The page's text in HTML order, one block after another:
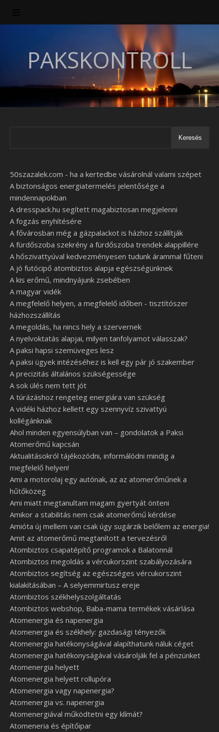
PAKSKONTROLL
Keresés
50szazalek.com - ha a kertedbe vásárolnál valami szépet
A biztonságos energiatermelés jelentősége a
mindennapokban
A dresspack.hu segített magabiztosan megjelenni
A fogzás enyhítésére
A fővárosban még a gázpalackot is házhoz szállítják
A fürdőszoba szekrény a fürdőszoba trendek alappillére
A hőszivattyúval kedvezményesen tudunk árammal fűteni
A jó futócipő atombiztos alapja egészségünknek
A kis erőmű, mindnyájunk zsebében
A magyar vidék
A megfelelő helyen, a megfelelő időben - tisztítószer
házhozszállítás
A megoldás, ha nincs hely a szervernek
A nyelvoktatás alapjai, milyen tanfolyamot válasszak?
A paksi hapsi szemüveges lesz
A paksi ügyek intézéséhez is kell egy pár jó szakember
A precizitás általános szükségessége
A sok ülés nem tett jót
A túrázáshoz rengeteg energiára van szükség
A vidéki házhoz kellett egy szennyvíz szivattyú
kollégánknak
Ahol minden egyensúlyban van – gondolatok a Paksi
Atomerőmű kapcsán
Aktualitásokról tájékozódni, informálódni mindig a
megfelelő helyen!
Ami a motorolaj egy autónak, az az atomerőműnek a
hűtőközeg
Ami miatt megtanultam magam gyertyát önteni
Amikor a stabilitás nem csak atomerőmű kérdése
Amióta új mellem van csak úgy sugárzik belőlem az energia!
Amit az atomerőmű megtanított a tervezésről
Atombiztos csapatépítő programok a Balatonnál
Atombiztos megoldás a vércukorszint szabályozására
Atombiztos segítség az egészséges vércukorszint
kialakításában – A selyemmirtusz ereje
Atombiztos székhelyszolgáltatás
Atombiztos webshop, Baba-mama termékek vásárlása
Atomenergia és napenergia
Atomenergia és székhely: gazdasági tényezők
Atomenergia hatékonyságával alapíthatunk náluk céget
Atomenergia hatékonyságával vásárolják fel a pénzünket
Atomenergia helyett
Atomenergia helyett rollupóra
Atomenergia vagy napenergia?
Atomenergia vs. napenergia
Atomenergiával működtetni egy klímát?
Atomeneria és építőipar